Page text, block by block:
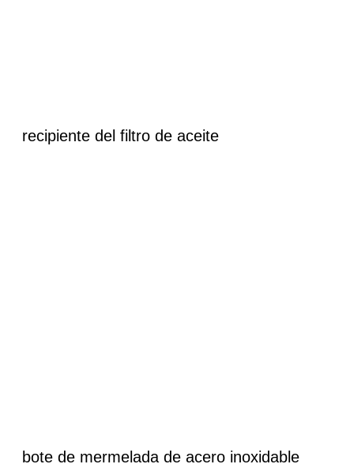
recipiente del filtro de aceite
bote de mermelada de acero inoxidable